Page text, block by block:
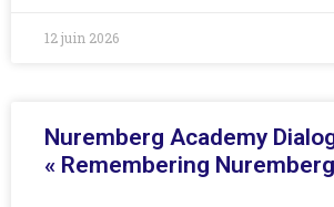
12 juin 2026
Nuremberg Academy
« Remembering